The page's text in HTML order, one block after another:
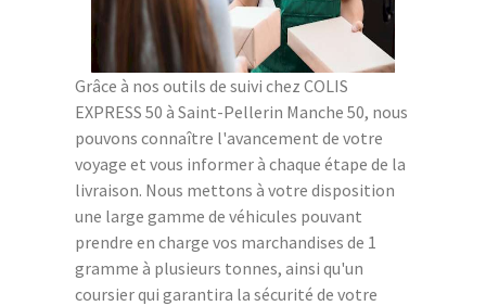
Grâce à nos outils de suivi chez COLIS
EXPRESS 50 à Saint-Pellerin Manche 50, nous
pouvons connaître l'avancement de votre
voyage et vous informer à chaque étape de la
livraison. Nous mettons à votre disposition
une large gamme de véhicules pouvant
prendre en charge vos marchandises de 1
gramme à plusieurs tonnes, ainsi qu'un
coursier qui garantira la sécurité de votre